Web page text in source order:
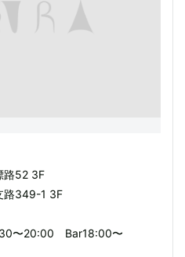
路52 3F
路349-1 3F
〜20:00 Bar18:00〜